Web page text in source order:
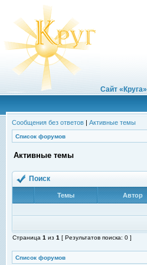
Сайт «Круга»
Сообщения без ответов | Активные темы
Список форумов
Активные темы
Поиск
Темы Автор
Страница 1 из 1 [ Результатов поиска: 0 ]
Список форумов